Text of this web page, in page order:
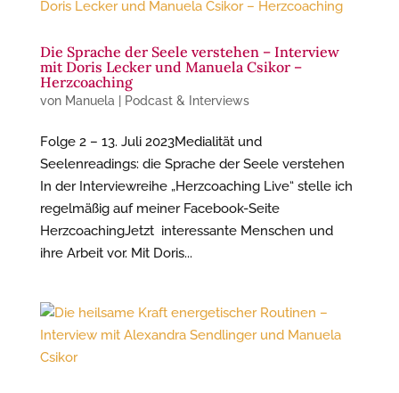
Die Sprache der Seele verstehen – Interview
mit Doris Lecker und Manuela Csikor –
Herzcoaching
von Manuela Podcast & Interviews
Folge 2 – 13. Juli 2023Medialität und
Seelenreadings: die Sprache der Seele verstehen
In der Interviewreihe „Herzcoaching Live“ stelle ich
regelmäßig auf meiner Facebook-Seite
HerzcoachingJetzt interessante Menschen und
ihre Arbeit vor. Mit Doris...